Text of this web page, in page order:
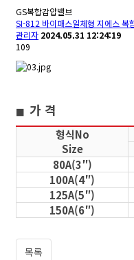
GS복합감압밸브
SI-812 바이패스일체형 지에스 복
관리자 2024.05.31 12:24:19
109
■ 가 격
형식No
Size
80A(3″)
100A(4″)
125A(5″)
150A(6″)
목록